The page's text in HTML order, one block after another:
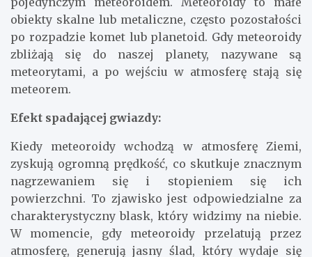
obiekty skalne lub metaliczne, często pozostałości
po rozpadzie komet lub planetoid. Gdy meteoroidy
zbliżają się do naszej planety, nazywane są
meteorytami, a po wejściu w atmosferę stają się
meteorem.
Efekt spadającej gwiazdy:
Kiedy meteoroidy wchodzą w atmosferę Ziemi,
zyskują ogromną prędkość, co skutkuje znacznym
nagrzewaniem się i stopieniem się ich
powierzchni. To zjawisko jest odpowiedzialne za
charakterystyczny blask, który widzimy na niebie.
W momencie, gdy meteoroidy przelatują przez
atmosferę, generują jasny ślad, który wydaje się